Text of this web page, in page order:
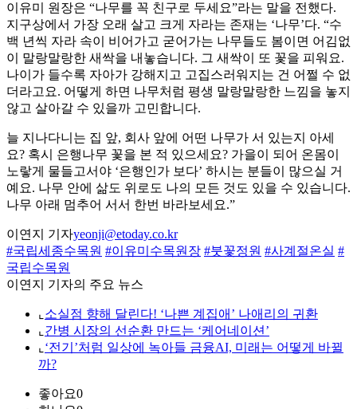
이유미 원장은 “나무를 꼭 친구로 두세요”라는 말을 전했다.
지구상에서 가장 오래 살고 크게 자라는 존재는 ‘나무’다. “수
백 년씩 자라 속이 비어가고 굳어가는 나무들도 봄이면 어김없
이 말랑말랑한 새싹을 내놓습니다. 그 새싹이 또 꽃을 피워요.
나이가 들수록 자아가 강해지고 고집스러워지는 건 어쩔 수 없
더라고요. 어떻게 하면 나무처럼 평생 말랑말랑한 느낌을 놓지
않고 살아갈 수 있을까 고민합니다.
늘 지나다니는 집 앞, 회사 앞에 어떤 나무가 서 있는지 아세
요? 혹시 은행나무 꽃을 본 적 있으세요? 가을이 되어 온몸이
노랗게 물들고서야 ‘은행인가 보다’ 하시는 분들이 많으실 거
예요. 나무 안에 삶도 위로도 나의 모든 것도 있을 수 있습니다.
나무 아래 멈추어 서서 한번 바라보세요.”
이연지 기자yeonji@etoday.co.kr
#국립세종수목원 #이유미수목원장 #붓꽃정원 #사계절온실 #
국립수목원
이연지 기자의 주요 뉴스
⌞ 소실점 향해 달린다! ‘나쁜 계집애’ 나애리의 귀환
⌞ 간병 시장의 선순환 만드는 ‘케어네이션’
⌞ ‘전기’처럼 일상에 녹아들 금융AI, 미래는 어떻게 바뀔
까?
좋아요0